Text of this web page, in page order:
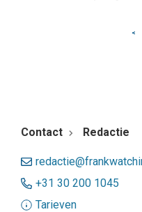
<
Contact Redactie
+31 30 200 1045
Tarieven